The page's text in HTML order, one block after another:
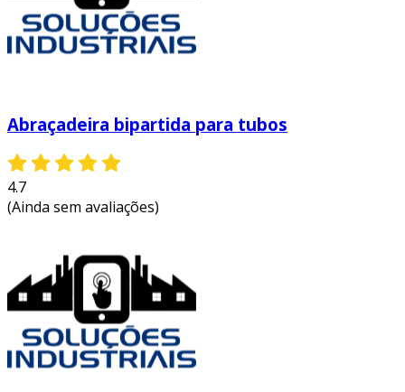
Abraçadeira bipartida para tubos
4.7
(Ainda sem avaliações)